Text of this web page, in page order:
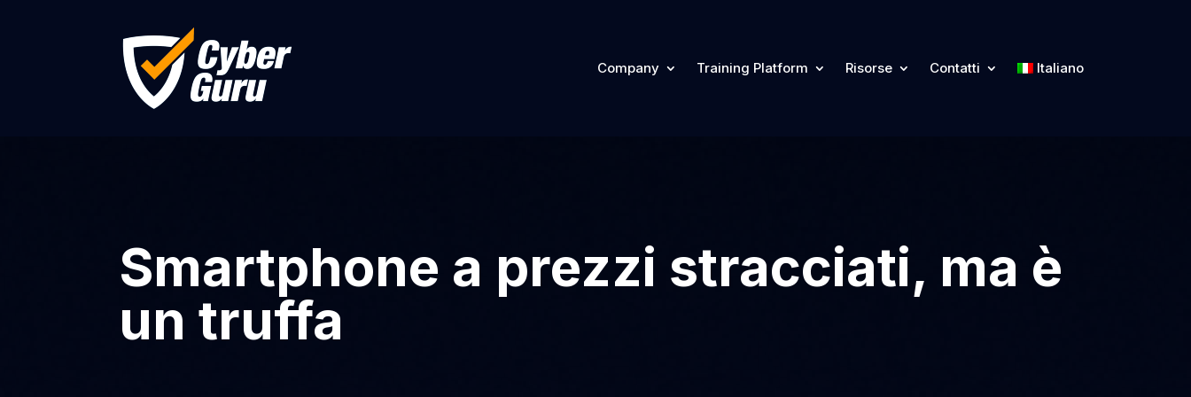
Company Training Platform Risorse Contatti Italiano
Smartphone a prezzi stracciati, ma è
un truffa